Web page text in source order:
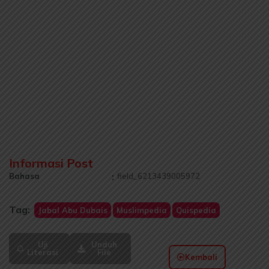
Informasi Post
Bahasa : field_6213439005972
Tag: Jabal Abu Dubais Muslimpedia Quispedia
Uji
Literasi
Unduh
File
Kembali